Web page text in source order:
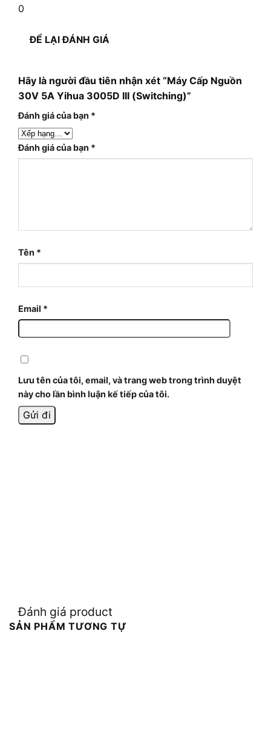
0
ĐỂ LẠI ĐÁNH GIÁ
Hãy là người đầu tiên nhận xét “Máy Cấp Nguồn
30V 5A Yihua 3005D III (Switching)”
Đánh giá của bạn *
Đánh giá của bạn *
Tên *
Email *
Lưu tên của tôi, email, và trang web trong trình duyệt
này cho lần bình luận kế tiếp của tôi.
Đánh giá product
SẢN PHẨM TƯƠNG TỰ